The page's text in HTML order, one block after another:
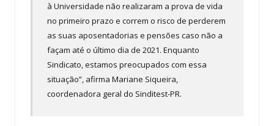
à Universidade não realizaram a prova de vida
no primeiro prazo e correm o risco de perderem
as suas aposentadorias e pensões caso não a
façam até o último dia de 2021. Enquanto
Sindicato, estamos preocupados com essa
situação”, afirma Mariane Siqueira,
coordenadora geral do Sinditest-PR.